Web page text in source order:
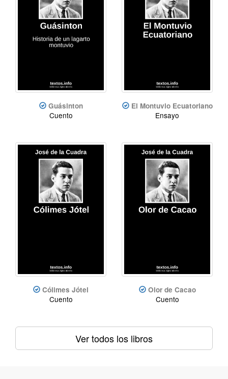
Guásinton
Cuento
El Montuvio Ecuatoriano
Ensayo
Cólimes Jótel
Cuento
Olor de Cacao
Cuento
Ver todos los libros